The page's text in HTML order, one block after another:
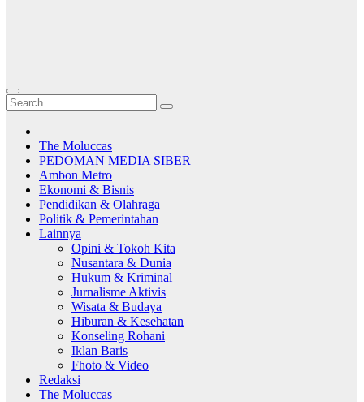
The Moluccas
PEDOMAN MEDIA SIBER
Ambon Metro
Ekonomi & Bisnis
Pendidikan & Olahraga
Politik & Pemerintahan
Lainnya
Opini & Tokoh Kita
Nusantara & Dunia
Hukum & Kriminal
Jurnalisme Aktivis
Wisata & Budaya
Hiburan & Kesehatan
Konseling Rohani
Iklan Baris
Fhoto & Video
Redaksi
The Moluccas